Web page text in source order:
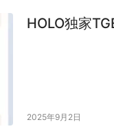
HOLO独家
2025年9月2日